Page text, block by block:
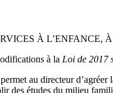
À L’ENFANCE,
à la Loi de 2017
au directeur d’agréer
des études du milieu